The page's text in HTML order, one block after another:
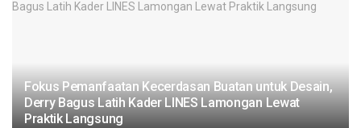
Fokus Pemanfaatan Kecerdasan Buatan untuk Desain,
Derry Bagus Latih Kader LINES Lamongan Lewat
Praktik Langsung